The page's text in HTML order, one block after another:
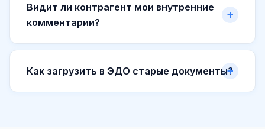
Видит ли контрагент мои внутренние
комментарии?
Как загрузить в ЭДО старые документы?